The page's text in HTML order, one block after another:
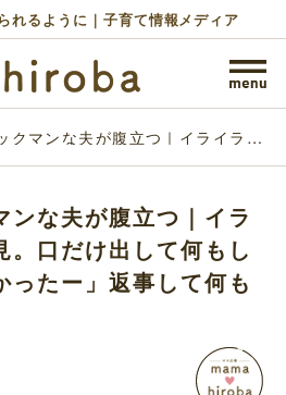
れるように｜子育て情報メディア
クマンな夫が腹立つ｜イライラ回
」返事して何もしない
ンな夫が腹立つ｜イラ
。口だけ出して何もし
ったー」返事して何も